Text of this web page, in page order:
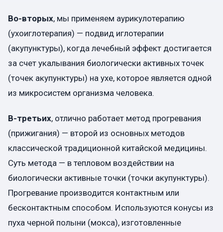
Во-вторых, мы применяем аурикулотерапию
(ухоиглотерапия) — подвид иглотерапии
(акупунктуры), когда лечебный эффект достигается
за счет укалывания биологически активных точек
(точек акупунктуры) на ухе, которое является одной
из микросистем организма человека.
В-третьих, отлично работает метод прогревания
(прижигания) — второй из основных методов
классической традиционной китайской медицины.
Суть метода — в тепловом воздействии на
биологически активные точки (точки акупунктуры).
Прогревание производится контактным или
бесконтактным способом. Используются конусы из
пуха черной полыни (мокса), изготовленные